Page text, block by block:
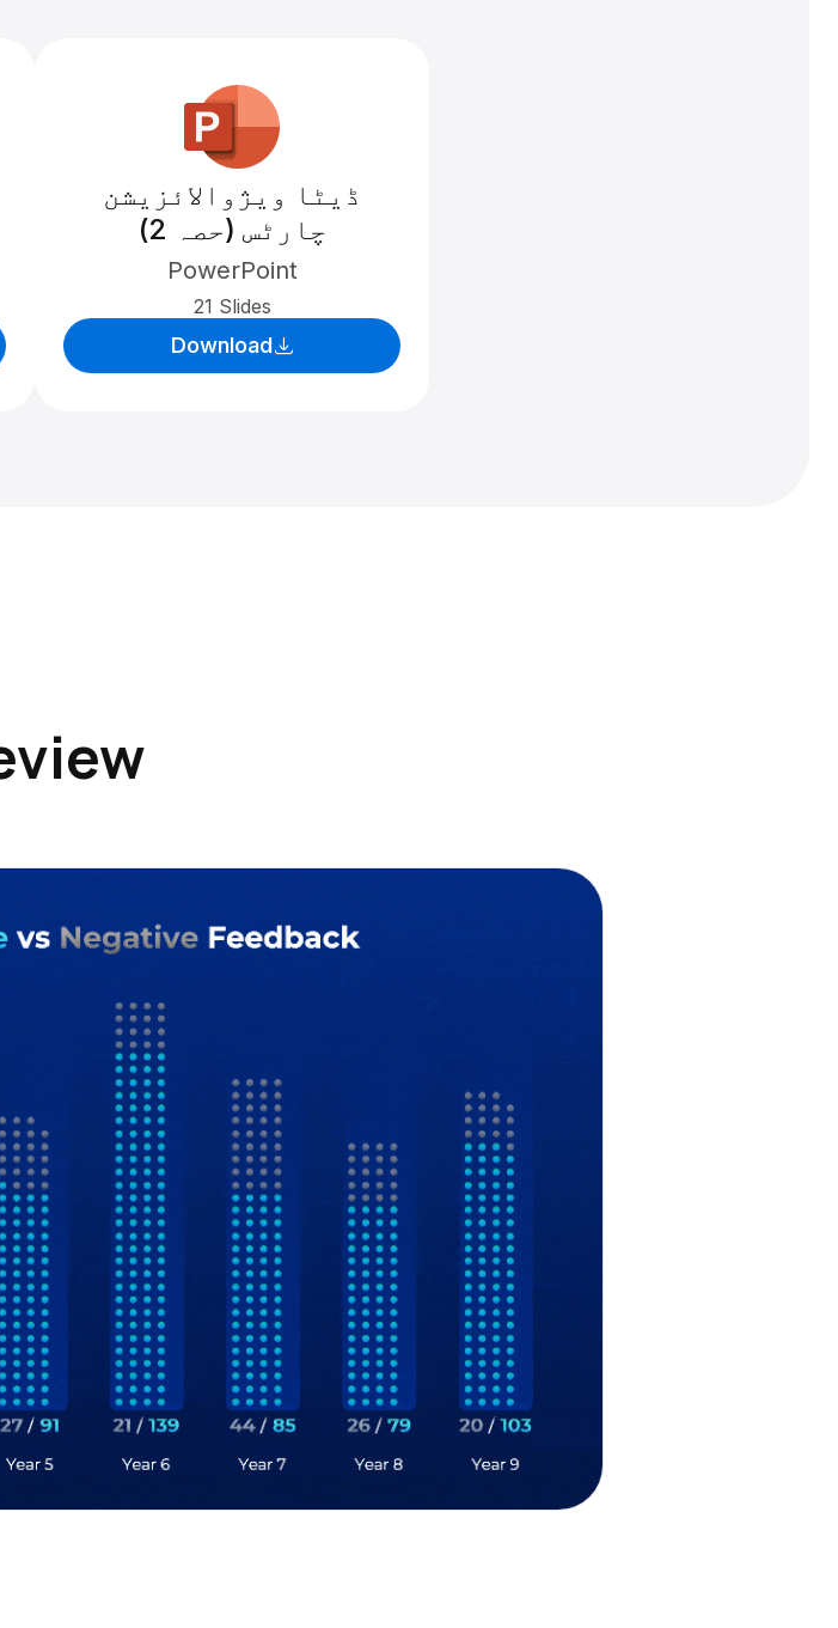
ڈیٹا ویژوالائزیشن
چارٹس (حصہ 2)
PowerPoint
21 Slides
Download